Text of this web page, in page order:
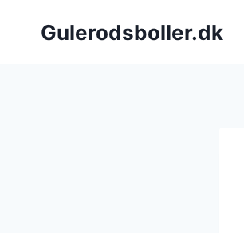
Gulerodsboller.dk